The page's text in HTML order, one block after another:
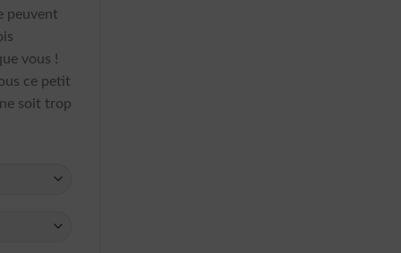
peuvent
vous !
ce petit
soit trop